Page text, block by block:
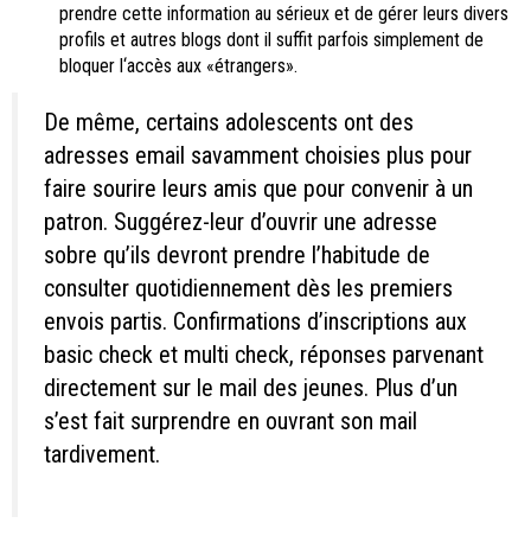
prendre cette information au sérieux et de gérer leurs divers
profils et autres blogs dont il suffit parfois simplement de
bloquer l‘accès aux «étrangers».
De même, certains adolescents ont des
adresses email savamment choisies plus pour
faire sourire leurs amis que pour convenir à un
patron. Suggérez-leur d’ouvrir une adresse
sobre qu’ils devront prendre l’habitude de
consulter quotidiennement dès les premiers
envois partis. Confirmations d’inscriptions aux
basic check et multi check, réponses parvenant
directement sur le mail des jeunes. Plus d’un
s’est fait surprendre en ouvrant son mail
tardivement.